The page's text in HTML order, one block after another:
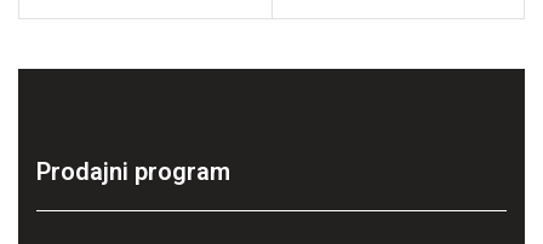
Prodajni program